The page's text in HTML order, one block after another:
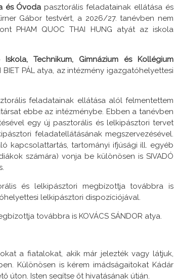
és Óvoda pasztorális feladatainak ellátása és
Gábor testvért, a 2026/27. tanévben nem
PHAM QUOC THAI HUNG atyát az iskola
Technikum, Gimnázium és Kollégium
PÁL atya, az intézmény igazgatóhelyettesi
feladatainak ellátása alól felmentettem
ebbe az intézménybe. Ebben a tanévben
egy új pasztorális és lelkipásztori tervet
feladatellátásának megszervezésével.
kapcsolattartás, tartományi ifjúsági ill. egyéb
számára) vonja be különösen is SIVADÓ
és lelkipásztori megbízottja továbbra is
lelkipásztori dispozíciójával.
továbbra is KOVÁCS SÁNDOR atya.
a fiatalokat, akik már jelezték vagy látjuk,
Különösen is kérem imádságaitokat Kádár
úton. Isten segítse őt hivatásának útján.